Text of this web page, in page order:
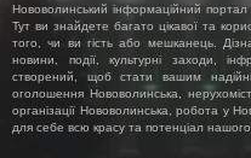
Нововолинський інформаційний портал
Тут ви знайдете багато цікавої та
того, чи ви гість або мешканець.
новини, події, культурні заходи,
створений, щоб стати вашим
оголошення Нововолинська,
організації Нововолинська, робота у
для себе всю красу та потенціал нашого